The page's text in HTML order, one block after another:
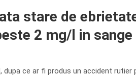
stare de
2 mg/l in sange
ce ar fi produs un accident rutier